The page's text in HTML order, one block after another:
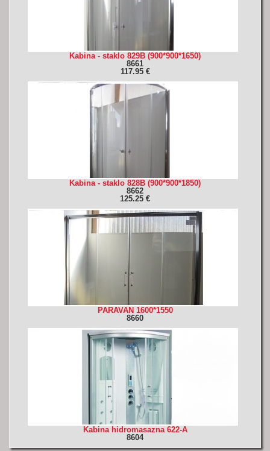
Kabina - staklo 829B (900*900*1650)
8661
117.95 €
Kabina - staklo 828B (900*900*1850)
8662
125.25 €
PARAVAN 1600*1550
8660
Kabina hidromasazna 622-A
8604